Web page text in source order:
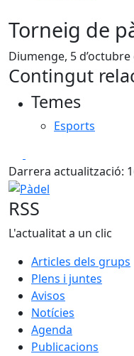
Torneig de
Diumenge, 5
Contingut
Temes
Esports
Darrera actualització:
Pàdel
RSS
L'actualitat a un clic
Articles dels grups
Plens i juntes
Avisos
Notícies
Agenda
Publicacions